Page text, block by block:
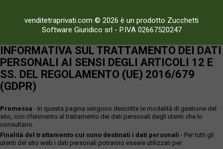
venditetraprivati.com © 2026 è un prodotto Zucchetti
Software Giuridico srl - P.IVA 02667520247
INFORMATIVA SUL TRATTAMENTO DEI DATI
PERSONALI AI SENSI DEGLI ARTICOLI 12 E
SS. DEL REGOLAMENTO (UE) 2016/679
(GDPR)
Premessa - In questa pagina vengono descritte le modalità di gestione del
sito, con riferimento al trattamento dei dati personali degli utenti che lo
consultano.
Finalità del trattamento cui sono destinati i dati personali - Per tutti gli
utenti del sito web i dati personali potranno essere utilizzati per: